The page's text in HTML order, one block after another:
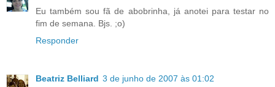
Eu também sou fã de abobrinha, já anotei para testar no
fim de semana. Bjs. ;o)
Responder
Beatriz Belliard 3 de junho de 2007 às 01:02